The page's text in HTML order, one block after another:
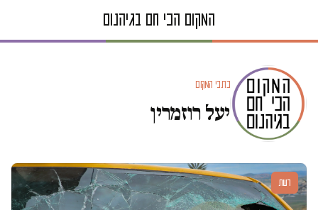
כתבי המקום
יעל רוזמרין
דעות